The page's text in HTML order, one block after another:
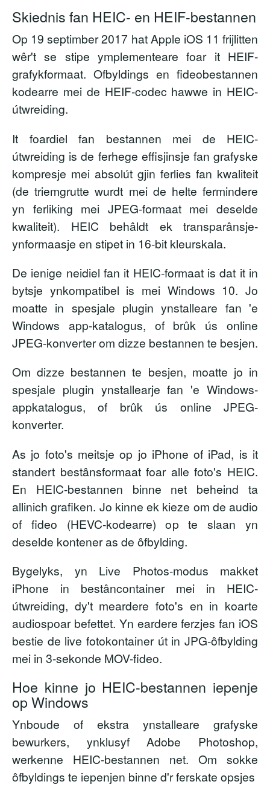
Skiednis fan HEIC- en HEIF-bestannen
Op 19 septimber 2017 hat Apple iOS 11 frijlitten
wêr't se stipe ymplementeare foar it HEIF-
grafykformaat. Ofbyldings en fideobestannen
kodearre mei de HEIF-codec hawwe in HEIC-
útwreiding.
It foardiel fan bestannen mei de HEIC-
útwreiding is de ferhege effisjinsje fan grafyske
kompresje mei absolút gjin ferlies fan kwaliteit
(de triemgrutte wurdt mei de helte fermindere
yn ferliking mei JPEG-formaat mei deselde
kwaliteit). HEIC behâldt ek transparânsje-
ynformaasje en stipet in 16-bit kleurskala.
De ienige neidiel fan it HEIC-formaat is dat it in
bytsje ynkompatibel is mei Windows 10. Jo
moatte in spesjale plugin ynstalleare fan 'e
Windows app-katalogus, of brûk ús online
JPEG-konverter om dizze bestannen te besjen.
Om dizze bestannen te besjen, moatte jo in
spesjale plugin ynstallearje fan 'e Windows-
appkatalogus, of brûk ús online JPEG-
konverter.
As jo foto's meitsje op jo iPhone of iPad, is it
standert bestânsformaat foar alle foto's HEIC.
En HEIC-bestannen binne net beheind ta
allinich grafiken. Jo kinne ek kieze om de audio
of fideo (HEVC-kodearre) op te slaan yn
deselde kontener as de ôfbylding.
Bygelyks, yn Live Photos-modus makket
iPhone in bestâncontainer mei in HEIC-
útwreiding, dy't meardere foto's en in koarte
audiospoar befettet. Yn eardere ferzjes fan iOS
bestie de live fotokontainer út in JPG-ôfbylding
mei in 3-sekonde MOV-fideo.
Hoe kinne jo HEIC-bestannen iepenje
op Windows
Ynboude of ekstra ynstalleare grafyske
bewurkers, ynklusyf Adobe Photoshop,
werkenne HEIC-bestannen net. Om sokke
ôfbyldings te iepenjen binne d'r ferskate opsjes